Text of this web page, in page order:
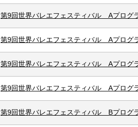
第9回世界バレエフェスティバル Aプログ
第9回世界バレエフェスティバル Aプログ
第9回世界バレエフェスティバル Aプログ
第9回世界バレエフェスティバル Aプログ
第9回世界バレエフェスティバル Bプログ